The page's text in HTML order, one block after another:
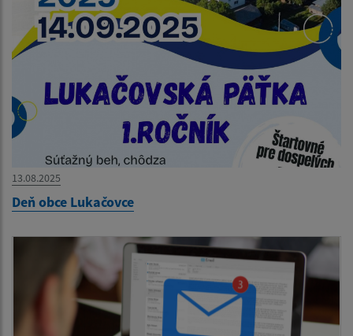
13.08.2025
Deň obce Lukačovce